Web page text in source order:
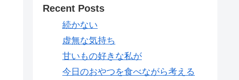
Recent Posts
続かない
虚無な気持ち
甘いもの好きな私が
今日のおやつを食べながら考える